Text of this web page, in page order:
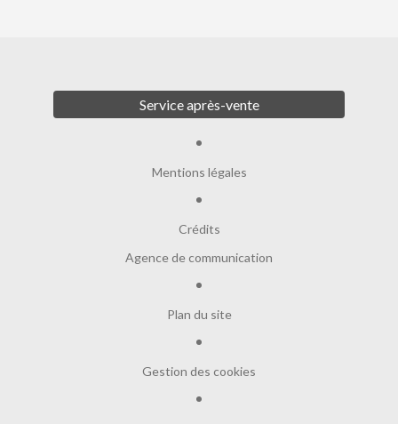
Service après-vente
Mentions légales
Crédits
Agence de communication
Plan du site
Gestion des cookies